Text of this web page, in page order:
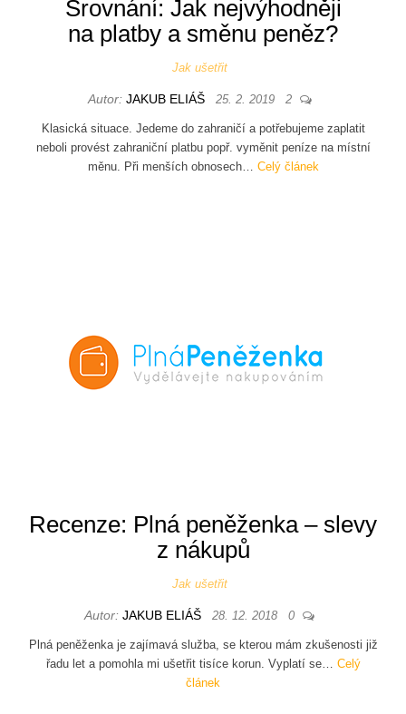
Srovnání: Jak nejvýhodněji
na platby a směnu peněz?
Jak ušetřit
Autor: JAKUB ELIÁŠ 25. 2. 2019 2
Klasická situace. Jedeme do zahraničí a potřebujeme zaplatit
neboli provést zahraniční platbu popř. vyměnit peníze na místní
měnu. Při menších obnosech… Celý článek
Recenze: Plná peněženka – slevy
z nákupů
Jak ušetřit
Autor: JAKUB ELIÁŠ 28. 12. 2018 0
Plná peněženka je zajímavá služba, se kterou mám zkušenosti již
řadu let a pomohla mi ušetřit tisíce korun. Vyplatí se… Celý
článek